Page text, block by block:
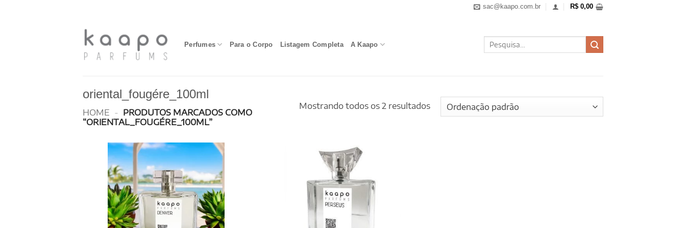
sac@kaapo.com.br R$ 0,00
Perfumes Para o Corpo Listagem Completa A Kaapo
Pesquisar
por:
oriental_fougére_100ml
HOME - PRODUTOS MARCADOS COMO
“ORIENTAL_FOUGÉRE_100ML”
Mostrando todos os 2 resultados